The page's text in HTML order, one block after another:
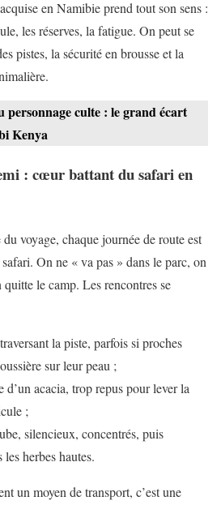
en Namibie prend tout son sens :
les réserves, la fatigue. On peut se
pistes, la sécurité en brousse et la
personnage culte : le grand écart
Kenya
: cœur battant du safari en
voyage, chaque journée de route est
On ne « va pas » dans le parc, on
quitte le camp. Les rencontres se
la piste, parfois si proches
sur leur peau ;
d’un acacia, trop repus pour lever la
;
silencieux, concentrés, puis
herbes hautes.
un moyen de transport, c’est une